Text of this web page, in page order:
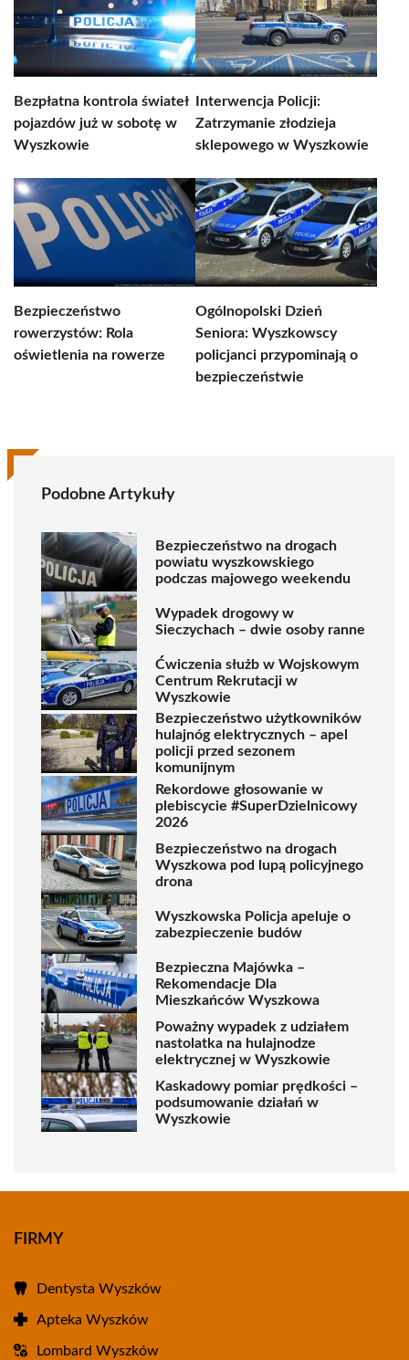
Bezpłatna kontrola świateł
pojazdów już w sobotę w
Wyszkowie
Interwencja Policji:
Zatrzymanie złodzieja
sklepowego w Wyszkowie
Bezpieczeństwo
rowerzystów: Rola
oświetlenia na rowerze
Ogólnopolski Dzień
Seniora: Wyszkowscy
policjanci przypominają o
bezpieczeństwie
Podobne Artykuły
Bezpieczeństwo na drogach
powiatu wyszkowskiego
podczas majowego weekendu
Wypadek drogowy w
Sieczychach – dwie osoby ranne
Ćwiczenia służb w Wojskowym
Centrum Rekrutacji w
Wyszkowie
Bezpieczeństwo użytkowników
hulajnóg elektrycznych – apel
policji przed sezonem
komunijnym
Rekordowe głosowanie w
plebiscycie #SuperDzielnicowy
2026
Bezpieczeństwo na drogach
Wyszkowa pod lupą policyjnego
drona
Wyszkowska Policja apeluje o
zabezpieczenie budów
Bezpieczna Majówka –
Rekomendacje Dla
Mieszkańców Wyszkowa
Poważny wypadek z udziałem
nastolatka na hulajnodze
elektrycznej w Wyszkowie
Kaskadowy pomiar prędkości –
podsumowanie działań w
Wyszkowie
FIRMY
Dentysta Wyszków
Apteka Wyszków
Lombard Wyszków